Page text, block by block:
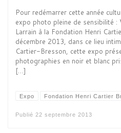
Pour redémarrer cette année
expo photo pleine de sensibilité :
Larrain à la Fondation Henri
décembre 2013, dans ce lieu
Cartier-Bresson, cette expo
photographies en noir et blanc
[…]
Expo Fondation Henri Cartier
Publié 22 septembre 2013